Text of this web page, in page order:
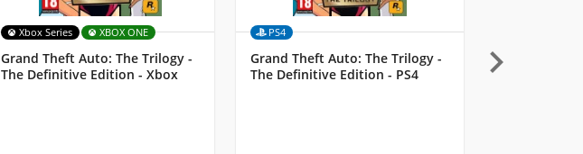
Xbox Series XBOX ONE
Grand Theft Auto: The Trilogy -
The Definitive Edition - Xbox
PS4
Grand Theft Auto: The Trilogy -
The Definitive Edition - PS4
UbiSoft
